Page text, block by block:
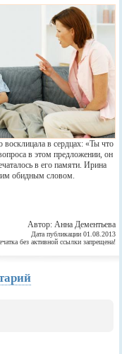
восклицала в сердцах: «Ты что
в этом предложении, он
в его памяти. Ирина
обидным словом.
Автор: Анна Дементьева
Дата публикации 01.08.2013
без активной ссылки запрещена!